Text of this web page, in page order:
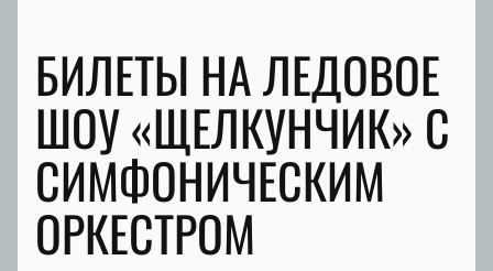
БИЛЕТЫ НА ЛЕДОВОЕ
ШОУ «ЩЕЛКУНЧИК» С
СИМФОНИЧЕСКИМ
ОРКЕСТРОМ